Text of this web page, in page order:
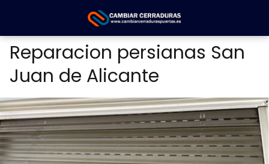
Reparacion persianas San
Juan de Alicante